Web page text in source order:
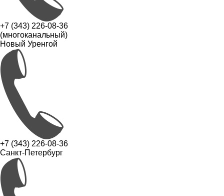
+7 (343) 226-08-36
(многоканальный)
Новый Уренгой
+7 (343) 226-08-36
Санкт-Петербург